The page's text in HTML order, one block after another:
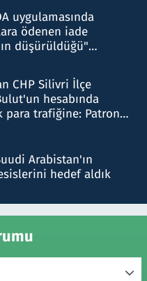
uygulamasında
ödenen iade
düşürüldüğü"
CHP Silivri İlçe
hesabında
para trafiğine: Patron
Arabistan'ın
hedef aldık